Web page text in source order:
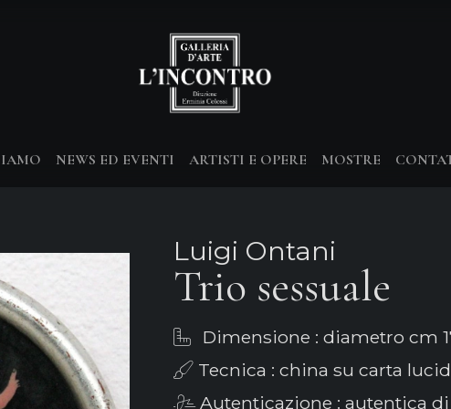
NEWS ED EVENTI ARTISTI E OPERE MOSTRE
Luigi Ontani
Trio sessuale
Dimensione : diametro cm
Tecnica : china su carta
Autenticazione : autentica